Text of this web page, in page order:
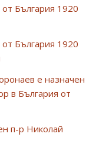
България 1920
България 1920
е назначен
в България от
п-р Николай